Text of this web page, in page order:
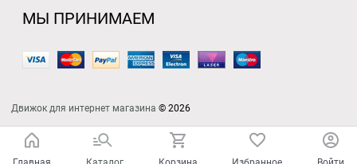
МЫ ПРИНИМАЕМ
Движок для интернет магазина © 2026